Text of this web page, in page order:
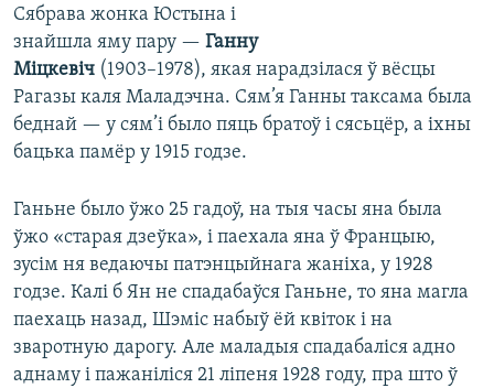
Сябрава жонка Юстына і
знайшла яму пару — Ганну
Міцкевіч (1903–1978), якая нарадзілася ў вёсцы
Рагазы каля Маладэчна. Сям’я Ганны таксама была
беднай — у сям’і было пяць братоў і сясьцёр, а іхны
бацька памёр у 1915 годзе.
Ганьне было ўжо 25 гадоў, на тыя часы яна была
ўжо «старая дзеўка», і паехала яна ў Францыю,
зусім ня ведаючы патэнцыйнага жаніха, у 1928
годзе. Калі б Ян не спадабаўся Ганьне, то яна магла
паехаць назад, Шэміс набыў ёй квіток і на
зваротную дарогу. Але маладыя спадабаліся адно
аднаму і пажаніліся 21 ліпеня 1928 году, пра што ў